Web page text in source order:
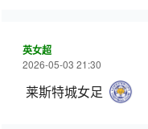
英女超
2026-05-03 21:30
莱斯特城女足